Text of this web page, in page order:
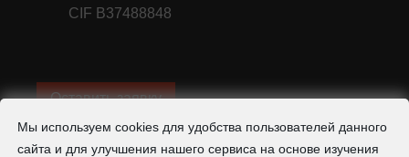
Мы используем cookies для удобства пользователей данного
сайта и для улучшения нашего сервиса на основе изучения
CIF B37488848
Оставить заявку
1 евро =95рубль Показать цены в рублях